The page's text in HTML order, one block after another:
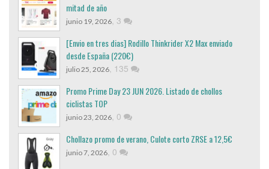
mitad de año
junio 19, 2026, 3
[Envio en tres dias] Rodillo Thinkrider X2 Max enviado
desde España (220€)
julio 25, 2026, 135
Promo Prime Day 23 JUN 2026. Listado de chollos
ciclistas TOP
junio 23, 2026, 0
Chollazo promo de verano, Culote corto ZRSE a 12,5€
junio 7, 2026, 0